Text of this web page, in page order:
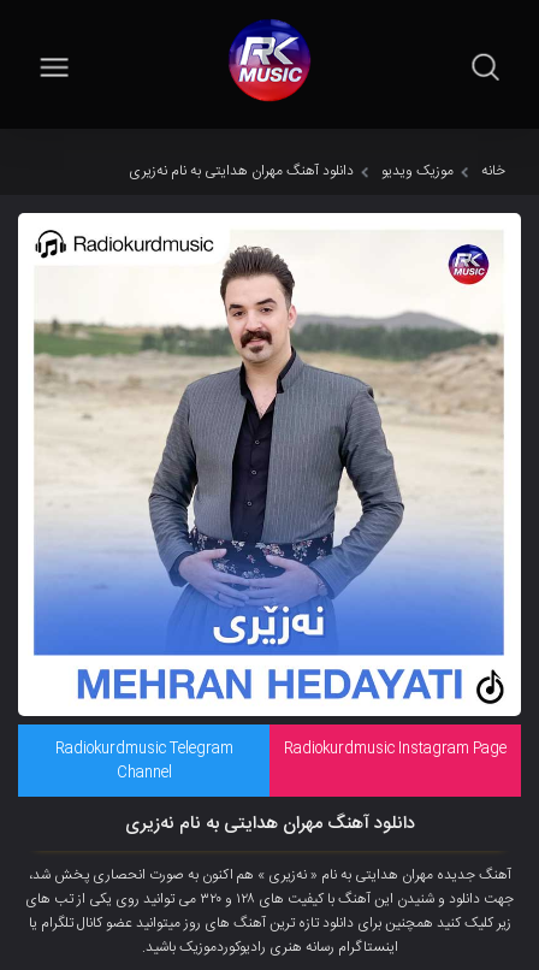
خانه موزیک ویدیو دانلود آهنگ مهران هدایتی به نام نەزیری
Radiokurdmusic Instagram Page
Radiokurdmusic Telegram
Channel
دانلود آهنگ مهران هدایتی به نام نەزیری
آهنگ جدیده مهران هدایتی به نام « نەزیری » هم اکنون به صورت انحصاری پخش شد،
جهت دانلود و شنیدن این آهنگ با کیفیت های ۱۲۸ و ۳۲۰ می توانید روی یکی از تب های
زیر کلیک کنید همچنین برای دانلود تازه ترین آهنگ های روز میتوانیدعضو کانال تلگرام یا
اینستاگرام رسانه هنری رادیوکوردموزیک باشید.